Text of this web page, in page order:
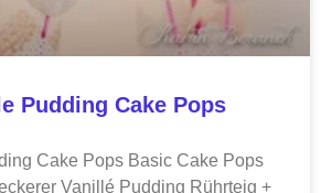
Pudding Cake Pops
Cake Pops Basic Cake Pops
Vanillé Pudding Rührteig +